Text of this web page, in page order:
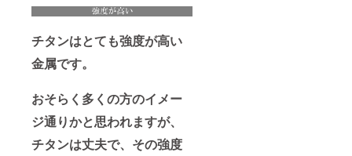
チタンはとても強度が高い
金属です。
おそらく多くの方のイメー
ジ通りかと思われますが、
チタンは丈夫で、その強度